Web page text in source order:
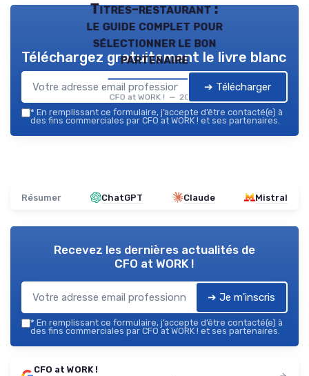
Titres-restaurant :
le guide complet pour
sélectionner le bon
partenaire
CFO at WORK ! — 2026
Téléchargez gratuitement le livre blanc
➔ Télécharger
* En remplissant ce formulaire, j’accepte d’être contacté(e) à
des fins commerciales par CFO at WORK ! et ses partenaires.
Résumer ChatGPT Claude Mistral
Recevez les dernières actualités de
CFO at WORK !
➔ Je m'inscris
* En remplissant ce formulaire, j’accepte d’être contacté(e) à
des fins commerciales par CFO at WORK ! et ses partenaires.
CFO at WORK !